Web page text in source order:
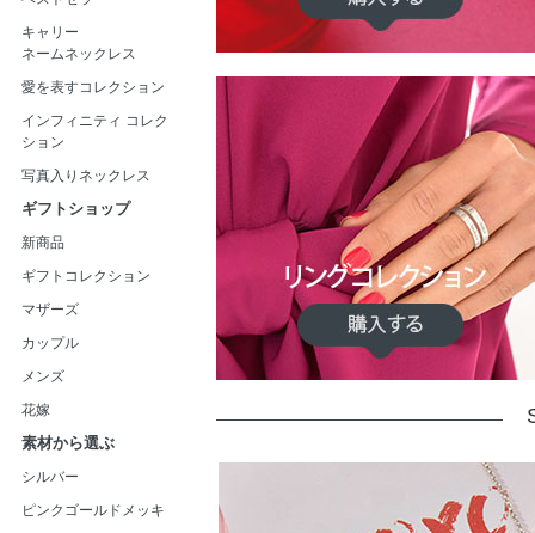
キャリー
ネームネックレス
愛を表すコレクション
インフィニティ コレク
ション
写真入りネックレス
ギフトショップ
新商品
ギフトコレクション
マザーズ
カップル
メンズ
花嫁
素材から選ぶ
シルバー
ピンクゴールドメッキ